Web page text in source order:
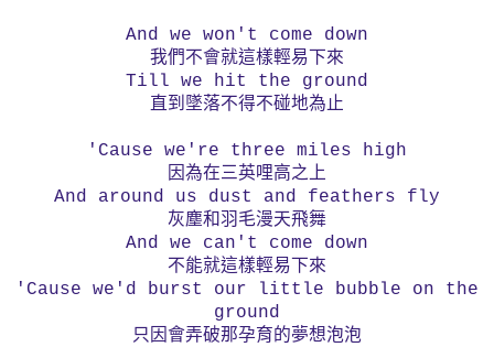
And we won't come down
我們不會就這樣輕易下來
Till we hit the ground
直到墜落不得不碰地為止
'Cause we're three miles high
因為在三英哩高之上
And around us dust and feathers fly
灰塵和羽毛漫天飛舞
And we can't come down
不能就這樣輕易下來
'Cause we'd burst our little bubble on the
ground
只因會弄破那孕育的夢想泡泡